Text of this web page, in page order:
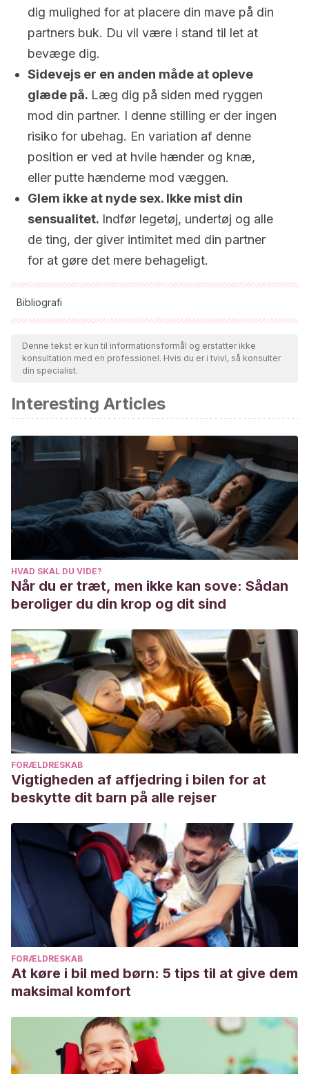
dig mulighed for at placere din mave på din
partners buk. Du vil være i stand til let at
bevæge dig.
Sidevejs er en anden måde at opleve
glæde på. Læg dig på siden med ryggen
mod din partner. I denne stilling er der ingen
risiko for ubehag. En variation af denne
position er ved at hvile hænder og knæ,
eller putte hænderne mod væggen.
Glem ikke at nyde sex. Ikke mist din
sensualitet. Indfør legetøj, undertøj og alle
de ting, der giver intimitet med din partner
for at gøre det mere behageligt.
Bibliografi
Alle citerede kilder blev grundigt gennemgået af vores team
for at sikre deres kvalitet, pålidelighed, aktualitet og validitet.
Bibliografien i denne artikel blev betragtet som pålidelig og af
Arbués, E. R., & León, M. R.(2013). Características y
evolución del patrón sexual de la mujer embarazada.
(4), 362-370.
https://revistas.um.es/eglobal/article/view/eglobal.12.4.181521
Byrd JE, Hyde JS, DeLamater JD, Plant EA.(1998).
Sexuality during pregnancy and the year postpartum. J
Fam Pract. 1998 Oct; 47(4):305-8.
González Labrador, I., & Miyar Pieiga, E.(2001).
Sexualidad femenina durante la gestación.Revista cubana
de medicina general integral
http://scielo.sld.cu/scielo.php?
script=sci_arttext&pid=S0864-21252001000500015
Richard P.
(1984). Sexualidad durante el embarazo. Clin
Obstet Ginecol Norteam 1984;3:904-16.
Denne tekst er kun til informationsformål og erstatter ikke
konsultation med en professionel. Hvis du er i tvivl, så konsulter
din specialist.
Interesting Articles
HVAD SKAL DU VIDE?
Når du er træt, men ikke kan sove: Sådan
beroliger du din krop og dit sind
FORÆLDRESKAB
Vigtigheden af affjedring i bilen for at
beskytte dit barn på alle rejser
FORÆLDRESKAB
At køre i bil med børn: 5 tips til at give dem
maksimal komfort